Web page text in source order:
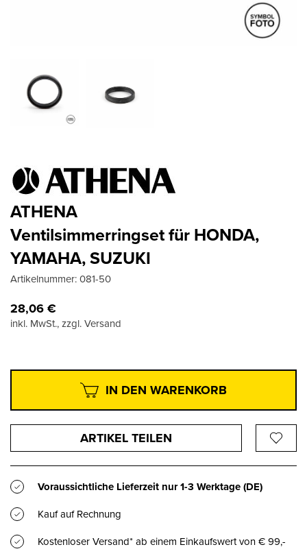
ATHENA
Ventilsimmerringset für HONDA,
YAMAHA, SUZUKI
Artikelnummer:081-50
28,06€
inkl. MwSt., zzgl. Versand
IN DEN WARENKORB
ARTIKEL TEILEN
Voraussichtliche Lieferzeit nur1-3 Werktage(DE)
Kauf auf Rechnung
Kostenloser Versand* ab einem Einkaufswert von € 99,-